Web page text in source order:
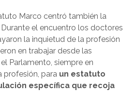
Marco centró también la
el encuentro los doctores
la inquietud de la profesión
en trabajar desde las
Parlamento, siempre en
profesión, para un estatuto
específica que recoja